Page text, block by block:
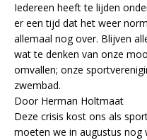
Iedereen heeft te lijden
er een tijd dat het weer
allemaal nog over. Blijven
wat te denken van onze
omvallen; onze
zwembad.
Door Herman Holtmaat
Deze crisis kost ons als
moeten we in augustus nog